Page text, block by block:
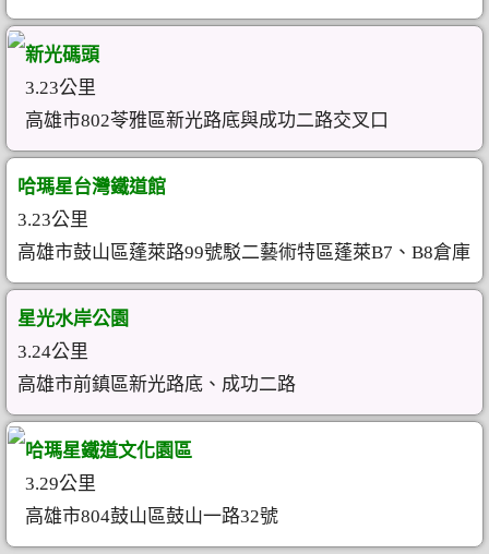
新光碼頭
3.23公里
高雄市802苓雅區新光路底與成功二路交叉口
哈瑪星台灣鐵道館
3.23公里
高雄市鼓山區蓬萊路99號駁二藝術特區蓬萊B7、B8倉庫
星光水岸公園
3.24公里
高雄市前鎮區新光路底、成功二路
哈瑪星鐵道文化園區
3.29公里
高雄市804鼓山區鼓山一路32號